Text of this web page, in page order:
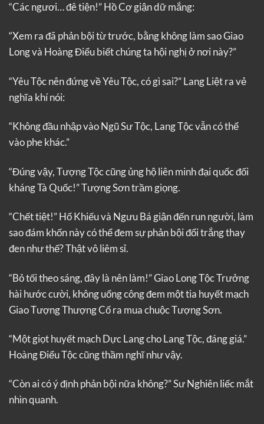
“Các ngươi… đê tiện!” Hồ Cơ giận dữ mắng:
“Xem ra đã phản bội từ trước, bằng không làm sao Giao
Long và Hoàng Điểu biết chúng ta hội nghị ở nơi này?”
“Yêu Tộc nên đứng về Yêu Tộc, có gì sai?” Lang Liệt ra vẻ
nghĩa khí nói:
“Không đầu nhập vào Ngũ Sư Tộc, Lang Tộc vẫn có thể
vào phe khác.”
“Đúng vậy, Tượng Tộc cũng ủng hộ liên minh đại quốc đối
kháng Tà Quốc!” Tượng Sơn trầm giọng.
“Chết tiệt!” Hổ Khiếu và Ngưu Bá giận đến run người, làm
sao đám khốn này có thể đem sự phản bội đổi trắng thay
đen như thế? Thật vô liêm sỉ.
“Bỏ tối theo sáng, đây là nên làm!” Giao Long Tộc Trưởng
hài hước cười, không uổng công đem một tia huyết mạch
Giao Tượng Thượng Cổ ra mua chuộc Tượng Sơn.
“Một giọt huyết mạch Dực Lang cho Lang Tộc, đáng giá.”
Hoàng Điểu Tộc cũng thầm nghĩ như vậy.
“Còn ai có ý định phản bội nữa không?” Sư Nghiên liếc mắt
nhìn quanh.